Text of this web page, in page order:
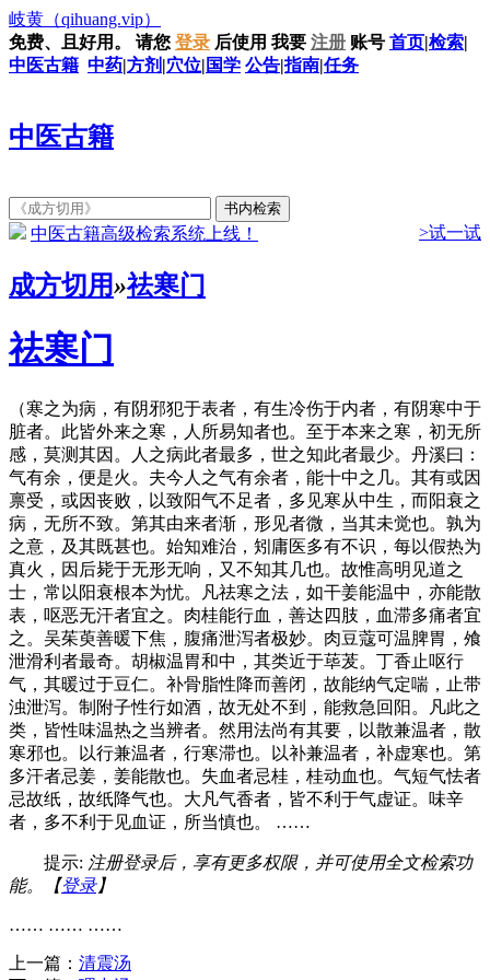
岐黄 （qihuang.vip）
免费、且好用。
请您 登录 后使用 我要 注册 账号 首页|检索|
中医古籍 中药|方剂 |穴位| 国学 公告|指南|任务
中医古籍
中医古籍高级检索系统上线！ >试一试
成方切用»祛寒门
祛寒门
（寒之为病，有阴邪犯于表者，有生冷伤于内者，有阴寒中于
脏者。此皆外来之寒，人所易知者也。至于本来之寒，初无所
感，莫测其因。人之病此者最多，世之知此者最少。丹溪曰：
气有余，便是火。夫今人之气有余者，能十中之几。其有或因
禀受，或因丧败，以致阳气不足者，多见寒从中生，而阳衰之
病，无所不致。第其由来者渐，形见者微，当其未觉也。孰为
之意，及其既甚也。始知难治，矧庸医多有不识，每以假热为
真火，因后毙于无形无响，又不知其几也。故惟高明见道之
士，常以阳衰根本为忧。凡祛寒之法，如干姜能温中，亦能散
表，呕恶无汗者宜之。肉桂能行血，善达四肢，血滞多痛者宜
之。吴茱萸善暖下焦，腹痛泄泻者极妙。肉豆蔻可温脾胃，飧
泄滑利者最奇。胡椒温胃和中，其类近于荜茇。丁香止呕行
气，其暖过于豆仁。补骨脂性降而善闭，故能纳气定喘，止带
浊泄泻。制附子性行如酒，故无处不到，能救急回阳。凡此之
类，皆性味温热之当辨者。然用法尚有其要，以散兼温者，散
寒邪也。以行兼温者，行寒滞也。以补兼温者，补虚寒也。第
多汗者忌姜，姜能散也。失血者忌桂，桂动血也。气短气怯者
忌故纸，故纸降气也。大凡气香者，皆不利于气虚证。味辛
者，多不利于见血证，所当慎也。 ……
提示: 注册登录后，享有更多权限，并可使用全文检索功
能。【登录】
…… …… ……
上一篇： 清震汤